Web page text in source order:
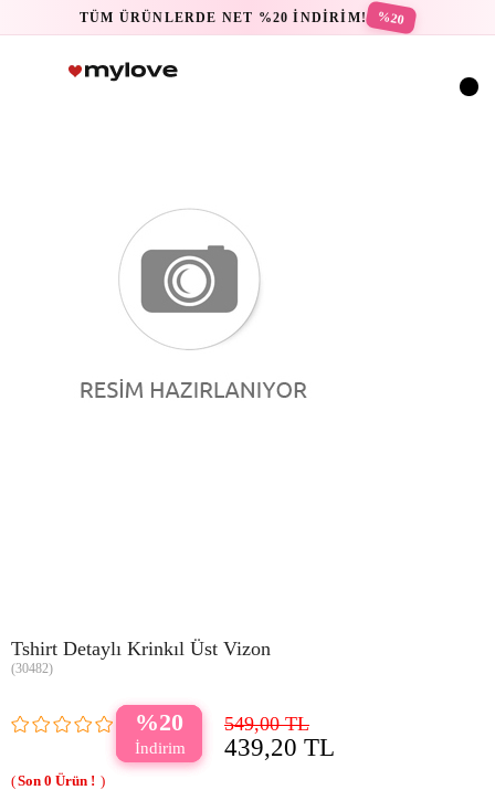
TÜM ÜRÜNLERDE NET %20 İNDİRİM! %20
Tshirt Detaylı Krinkıl Üst Vizon
(30482)
20 549,00 TL
439,20 TL
0